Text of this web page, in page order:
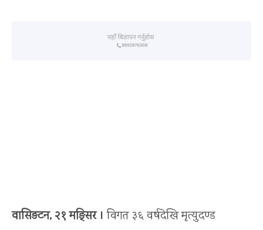
वासिङटन, २१ मङ्सिर । विगत ३६ वर्षदेखि मृत्युदण्ड